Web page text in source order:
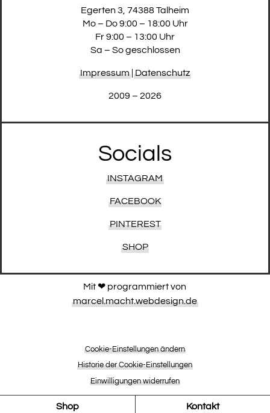
Egerten 3, 74388 Talheim
Mo – Do 9:00 – 18:00 Uhr
Fr 9:00 – 13:00 Uhr
Sa – So geschlossen
Impressum|Datenschutz
2009 – 2026
Socials
INSTAGRAM
FACEBOOK
PINTEREST
SHOP
Mit ❤︎ programmiert von
marcel.macht.webdesign.de
Cookie-Einstellungen ändern
Historie der Cookie-Einstellungen
Einwilligungen widerrufen
Shop Kontakt